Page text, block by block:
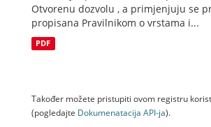
Otvorenu dozvolu , a primjenjuju se
propisana Pravilnikom o vrstama i...
PDF
Također možete pristupiti ovom registru
(pogledajte Dokumenаtаcijа API-jа).